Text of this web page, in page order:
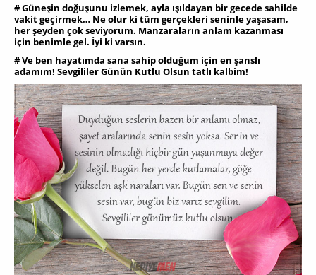
# Güneşin doğuşunu izlemek, ayla ışıldayan bir gecede sahilde
vakit geçirmek… Ne olur ki tüm gerçekleri seninle yaşasam,
her şeyden çok seviyorum. Manzaraların anlam kazanması
için benimle gel. İyi ki varsın.
# Ve ben hayatımda sana sahip olduğum için en şanslı
adamım! Sevgililer Günün Kutlu Olsun tatlı kalbim!